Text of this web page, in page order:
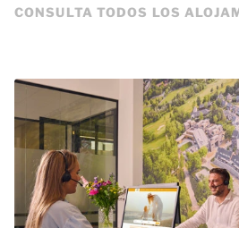
CONSULTA TODOS LOS